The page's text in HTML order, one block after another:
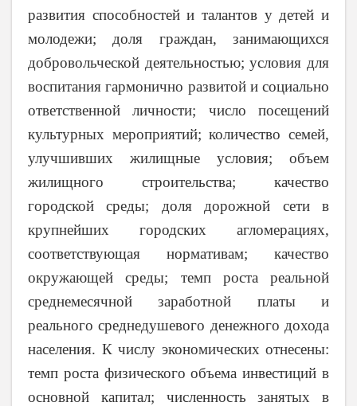
развития способностей и талантов у детей и
молодежи; доля граждан, занимающихся
добровольческой деятельностью; условия для
воспитания гармонично развитой и социально
ответственной личности; число посещений
культурных мероприятий; количество семей,
улучшивших жилищные условия; объем
жилищного строительства; качество
городской среды; доля дорожной сети в
крупнейших городских агломерациях,
соответствующая нормативам; качество
окружающей среды; темп роста реальной
среднемесячной заработной платы и
реального среднедушевого денежного дохода
населения. К числу экономических отнесены:
темп роста физического объема инвестиций в
основной капитал; численность занятых в